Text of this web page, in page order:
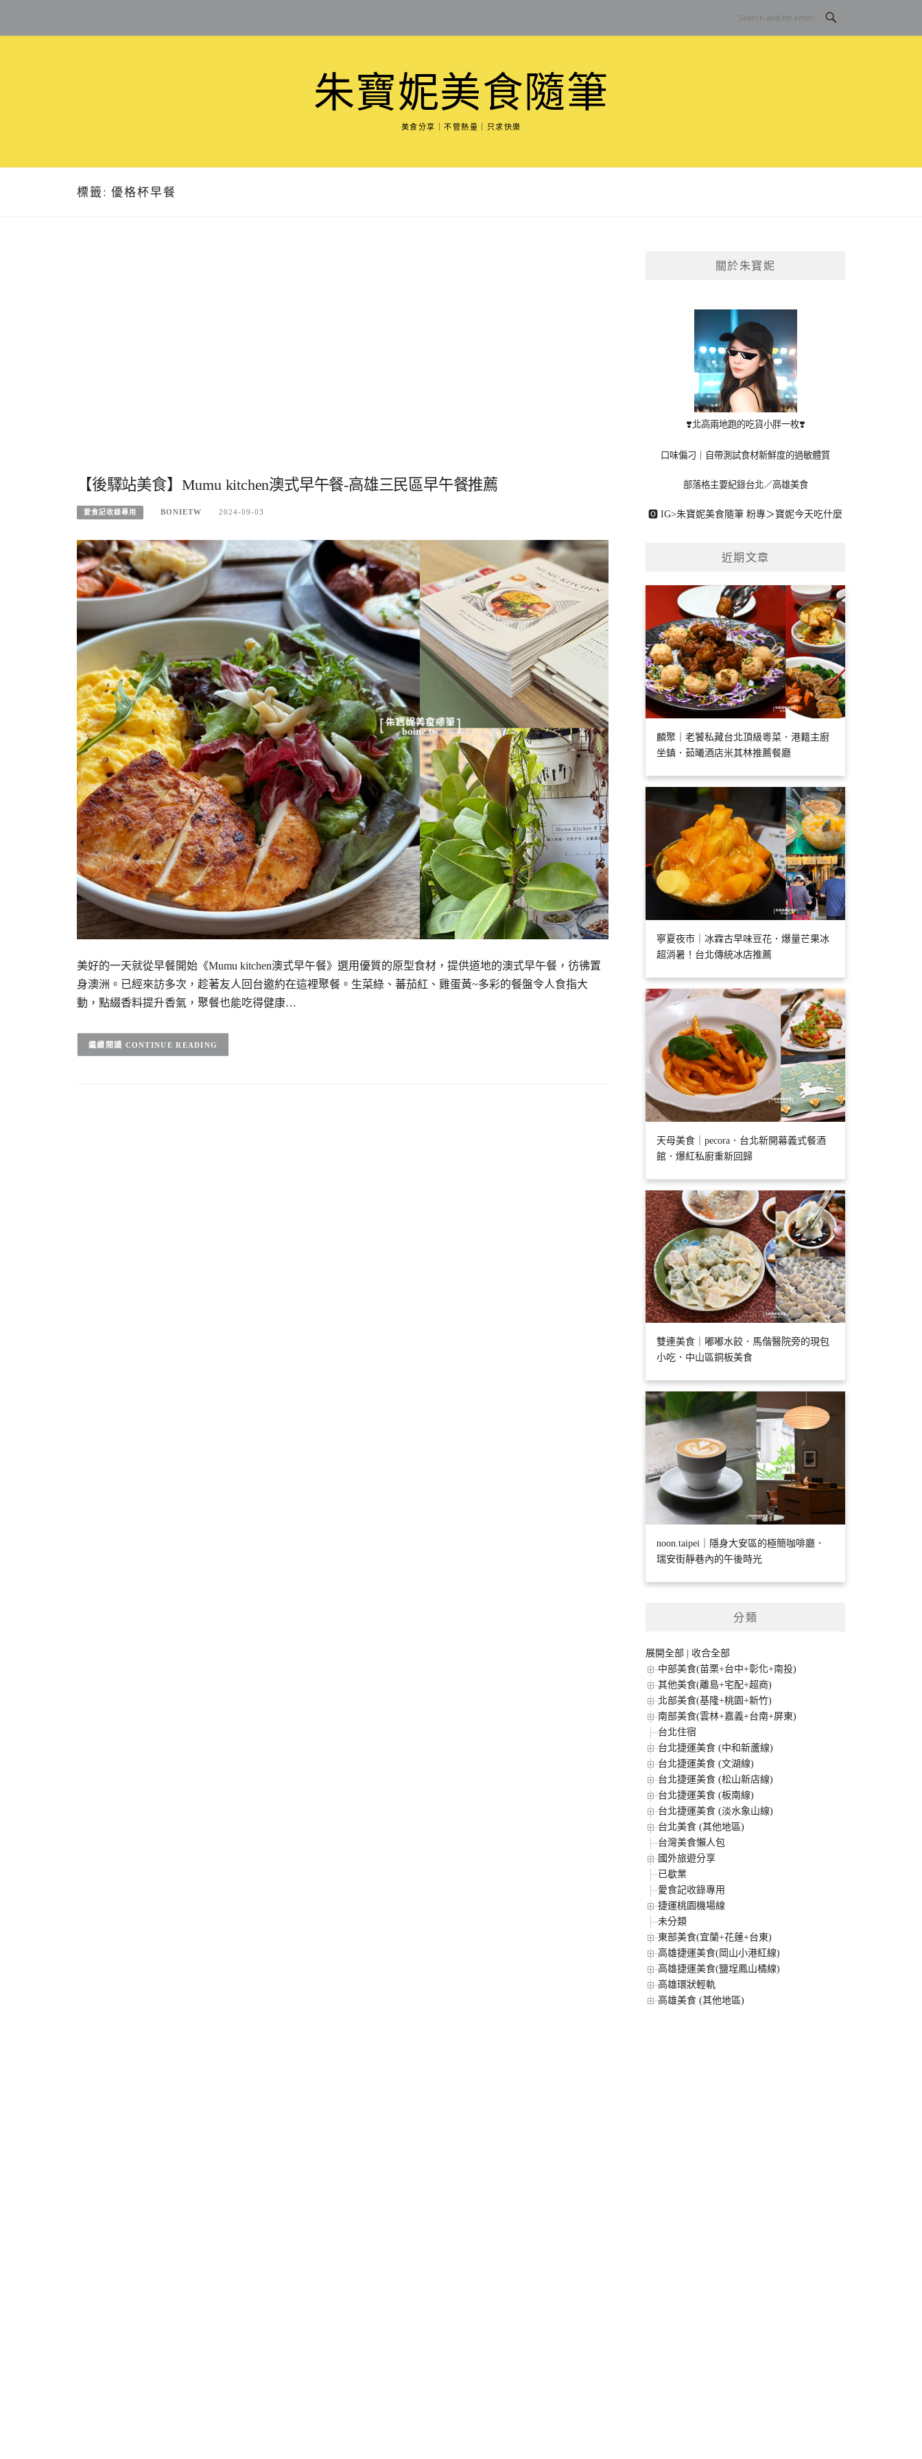
content
朱寶妮美食隨筆
美食分享｜不管熱量｜只求快樂
標籤: 優格杯早餐
【後驛站美食】Mumu kitchen澳式早午餐-高雄三民區早午餐推薦
愛食記收錄專用 BONIETW 2024-09-03
美好的一天就從早餐開始《Mumu kitchen澳式早午餐》選用優質的原型食材，提供道地的澳式早午餐，彷彿置
身澳洲。已經來訪多次，趁著友人回台邀約在這裡聚餐。生菜綠、蕃茄紅、雞蛋黃~多彩的餐盤令人食指大
動，點綴香料提升香氣，聚餐也能吃得健康…
CONTINUE READING
關於朱寶妮
❣️北高兩地跑的吃貨小胖一枚❣️
口味偏刁｜自帶測試食材新鮮度的過敏體質
部落格主要紀錄台北／高雄美食
🅾 IG>朱寶妮美食隨筆 粉專＞寶妮今天吃什麼
近期文章
麟聚｜老饕私藏台北頂級粵菜．港籍主廚
坐鎮．茹曦酒店米其林推薦餐廳
寧夏夜市｜冰霖古早味豆花．爆量芒果冰
超消暑！台北傳統冰店推薦
天母美食｜pecora．台北新開幕義式餐酒
館．爆紅私廚重新回歸
雙連美食｜嘟嘟水餃．馬偕醫院旁的現包
小吃．中山區銅板美食
noon.taipei｜隱身大安區的極簡咖啡廳．
瑞安街靜巷內的午後時光
分類
展開全部
收合全部
中部美食(苗栗+台中+彰化+南投)
其他美食(離島+宅配+超商)
北部美食(基隆+桃園+新竹)
南部美食(雲林+嘉義+台南+屏東)
台北住宿
台北捷運美食 (中和新蘆線)
台北捷運美食 (文湖線)
台北捷運美食 (松山新店線)
台北捷運美食 (板南線)
台北捷運美食 (淡水象山線)
台北美食 (其他地區)
台灣美食懶人包
國外旅遊分享
已歇業
愛食記收錄專用
捷運桃園機場線
未分類
東部美食(宜蘭+花蓮+台東)
高雄捷運美食(岡山小港紅線)
高雄捷運美食(鹽埕鳳山橘線)
高雄環狀輕軌
高雄美食 (其他地區)